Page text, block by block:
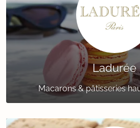
Ladurée
Macarons & pâtisseries